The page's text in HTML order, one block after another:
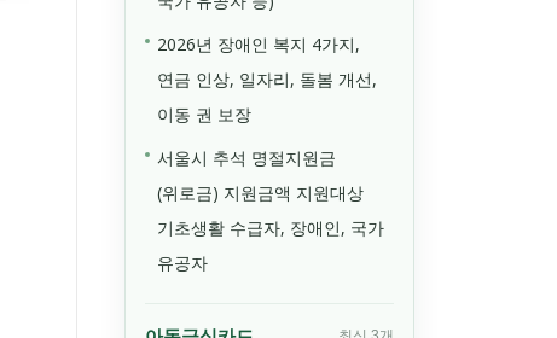
2026년 장애인 복지 4가지,
연금 인상, 일자리, 돌봄 개선,
이동 권 보장
서울시 추석 명절지원금
(위로금) 지원금액 지원대상
기초생활 수급자, 장애인, 국가
유공자